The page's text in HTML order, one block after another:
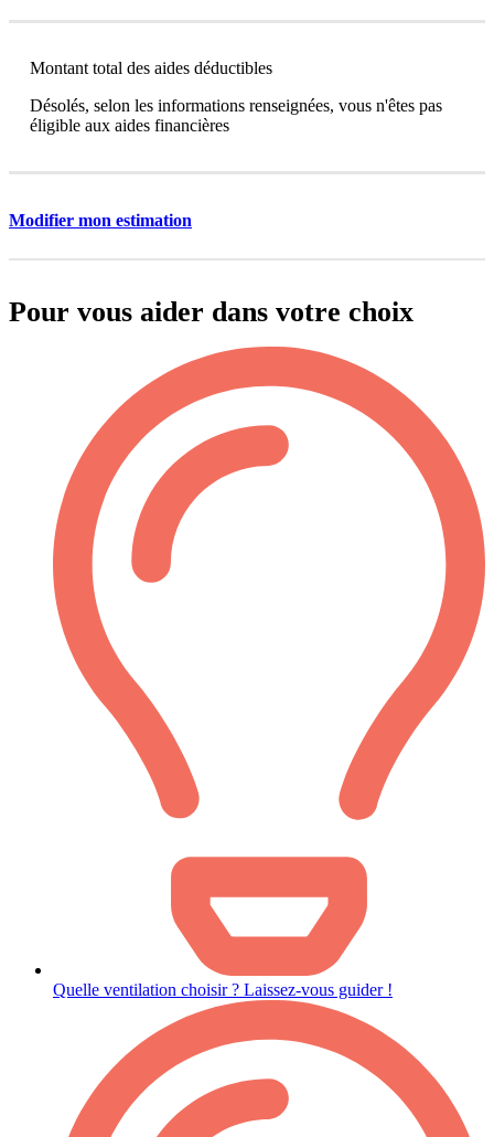
Montant total des aides déductibles
Désolés, selon les informations renseignées, vous n'êtes pas
éligible aux aides financières
Modifier mon estimation
Pour vous aider dans votre choix
Quelle ventilation choisir ? Laissez-vous guider !